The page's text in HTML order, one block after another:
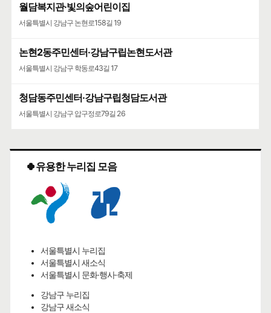
월담복지관·빛의숲어린이집
서울특별시 강남구 논현로158길 19
논현2동주민센터·강남구립논현도서관
서울특별시 강남구 학동로43길 17
청담동주민센터·강남구립청담도서관
서울특별시 강남구 압구정로79길 26
🍀유용한 누리집 모음
서울특별시 누리집
서울특별시 새소식
서울특별시 문화·행사·축제
강남구 누리집
강남구 새소식